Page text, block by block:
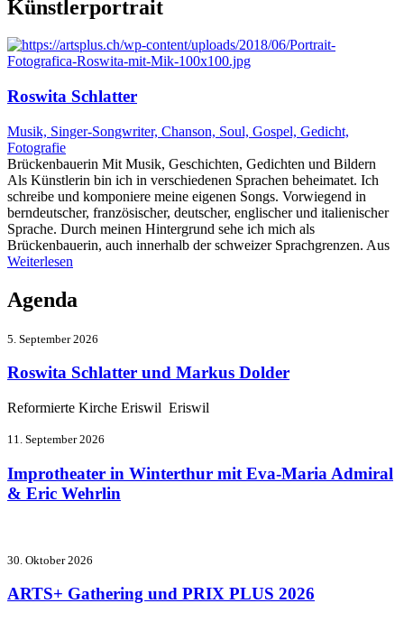
Künstlerportrait
Roswita Schlatter
Musik, Singer-Songwriter, Chanson, Soul, Gospel, Gedicht,
Fotografie
Brückenbauerin Mit Musik, Geschichten, Gedichten und Bildern
Als Künstlerin bin ich in verschiedenen Sprachen beheimatet. Ich
schreibe und komponiere meine eigenen Songs. Vorwiegend in
berndeutscher, französischer, deutscher, englischer und italienischer
Sprache. Durch meinen Hintergrund sehe ich mich als
Brückenbauerin, auch innerhalb der schweizer Sprachgrenzen. Aus
Weiterlesen
Agenda
5. September 2026
Roswita Schlatter und Markus Dolder
Reformierte Kirche Eriswil Eriswil
11. September 2026
Improtheater in Winterthur mit Eva-Maria Admiral
& Eric Wehrlin
30. Oktober 2026
ARTS+ Gathering und PRIX PLUS 2026